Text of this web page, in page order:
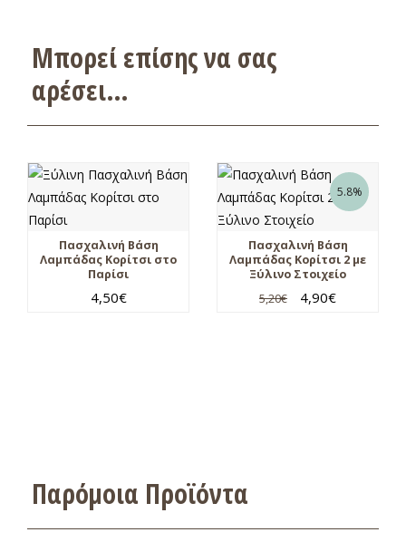
Μπορεί επίσης να σας
αρέσει…
Πασχαλινή Βάση
Λαμπάδας Κορίτσι στο
Παρίσι
4,50€
5.8%
Πασχαλινή Βάση
Λαμπάδας Κορίτσι 2 με
Ξύλινο Στοιχείο
5,20€ 4,90€
Παρόμοια Προϊόντα